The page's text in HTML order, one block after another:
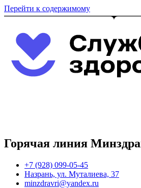
Перейти к содержимому
Горячая линия
+7 (928) 099-05-45
Назрань, ул. Муталиева, 37
minzdravri@yandex.ru